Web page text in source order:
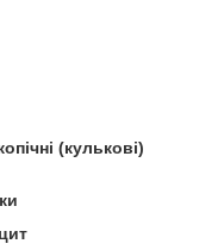
(кулькові)